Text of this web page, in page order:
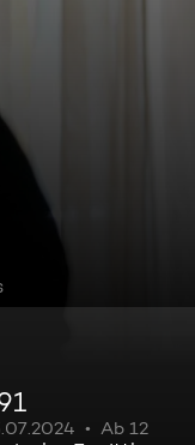
Ab 12